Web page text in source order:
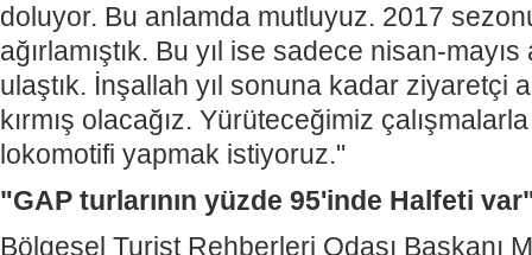
doluyor. Bu anlamda mutluyuz. 2017
ağırlamıştık. Bu yıl ise sadece nisan-
ulaştık. İnşallah yıl sonuna kadar ziyaretçi
kırmış olacağız. Yürüteceğimiz
lokomotifi yapmak istiyoruz."
"GAP turlarının yüzde 95'inde Halfeti
Bölgesel Turist Rehberleri Odası Başkanı